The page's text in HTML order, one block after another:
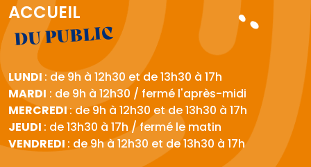
ACCUEIL
DU PUBLIC
LUNDI : de 9h à 12h30 et de 13h30 à 17h
MARDI : de 9h à 12h30 / fermé l'après-midi
MERCREDI: de 9h à 12h30 et de 13h30 à 17h
JEUDI : de 13h30 à 17h / fermé le matin
VENDREDI : de 9h à 12h30 et de 13h30 à 17h